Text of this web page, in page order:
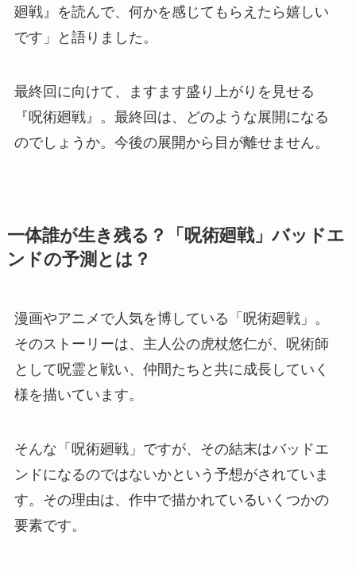
廻戦』を読んで、何かを感じてもらえたら嬉しい
です」と語りました。
最終回に向けて、ますます盛り上がりを見せる
『呪術廻戦』。最終回は、どのような展開になる
のでしょうか。今後の展開から目が離せません。
一体誰が生き残る？「呪術廻戦」バッドエ
ンドの予測とは？
漫画やアニメで人気を博している「呪術廻戦」。
そのストーリーは、主人公の虎杖悠仁が、呪術師
として呪霊と戦い、仲間たちと共に成長していく
様を描いています。
そんな「呪術廻戦」ですが、その結末はバッドエ
ンドになるのではないかという予想がされていま
す。その理由は、作中で描かれているいくつかの
要素です。